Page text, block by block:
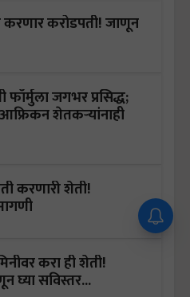
करणार करोडपती! जाणून
जगभर प्रसिद्ध;
शेतकऱ्यांनाही
करणारी शेती!
करा ही शेती!
घ्या सविस्तर...